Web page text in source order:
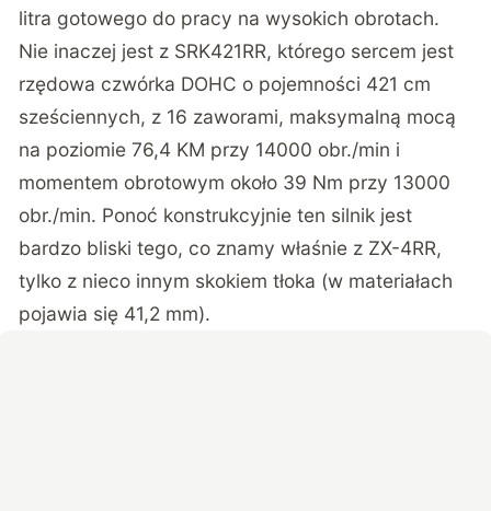
litra gotowego do pracy na wysokich obrotach.
Nie inaczej jest z SRK421RR, którego sercem jest
rzędowa czwórka DOHC o pojemności 421 cm
sześciennych, z 16 zaworami, maksymalną mocą
na poziomie 76,4 KM przy 14000 obr./min i
momentem obrotowym około 39 Nm przy 13000
obr./min. Ponoć konstrukcyjnie ten silnik jest
bardzo bliski tego, co znamy właśnie z ZX-4RR,
tylko z nieco innym skokiem tłoka (w materiałach
pojawia się 41,2 mm).